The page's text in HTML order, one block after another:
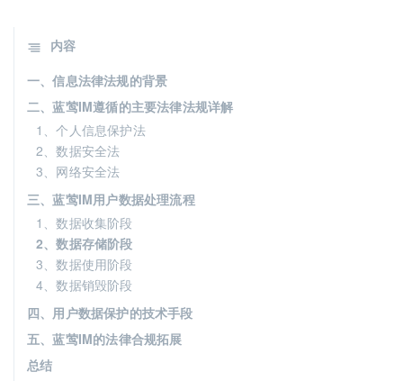
内容
一、信息法律法规的背景
二、蓝莺IM遵循的主要法律法规详解
1、个人信息保护法
2、数据安全法
3、网络安全法
三、蓝莺IM用户数据处理流程
1、数据收集阶段
2、数据存储阶段
3、数据使用阶段
4、数据销毁阶段
四、用户数据保护的技术手段
五、蓝莺IM的法律合规拓展
总结